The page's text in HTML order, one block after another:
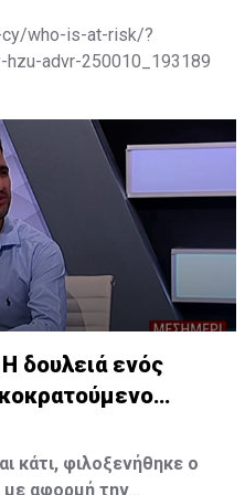
who-is-at-risk/?
advr-250010_193189
δουλειά ενός
κάτι, φιλοξενήθηκε ο
με αφορμή την